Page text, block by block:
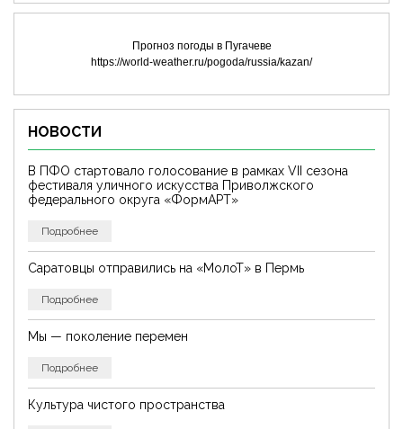
Прогноз погоды в Пугачеве
https://world-weather.ru/pogoda/russia/kazan/
НОВОСТИ
В ПФО стартовало голосование в рамках VII сезона
фестиваля уличного искусства Приволжского
федерального округа «ФормАРТ»
Подробнее
Саратовцы отправились на «МолоТ» в Пермь
Подробнее
Мы — поколение перемен
Подробнее
Культура чистого пространства